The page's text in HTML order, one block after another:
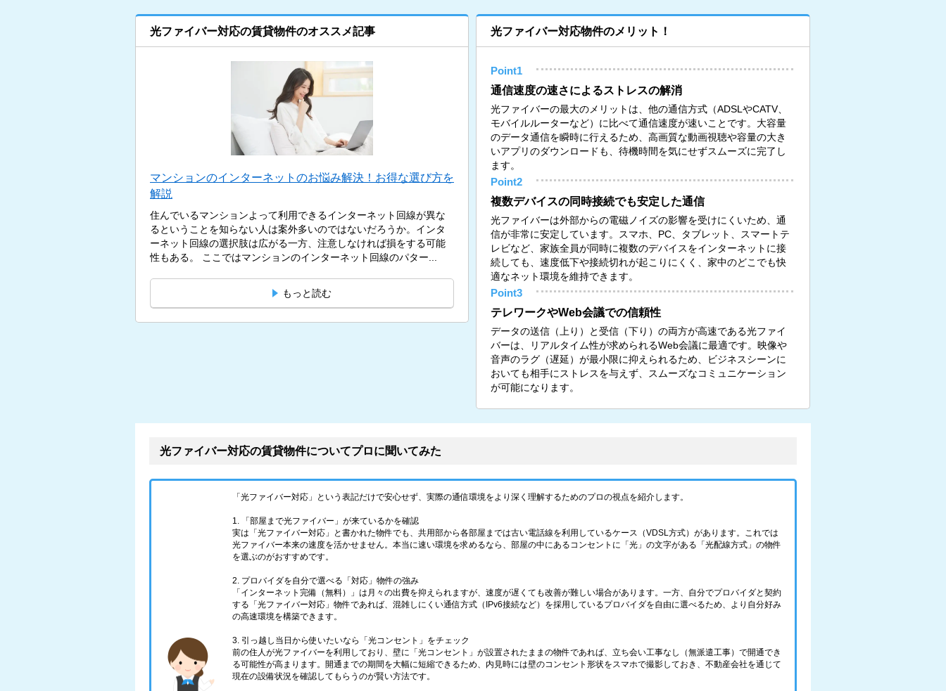
光ファイバー対応の賃貸物件のオススメ記事
マンションのインターネットのお悩み解決！お得な選び方を
解説
住んでいるマンションよって利用できるインターネット回線が異な
るということを知らない人は案外多いのではないだろうか。インタ
ーネット回線の選択肢は広がる一方、注意しなければ損をする可能
性もある。 ここではマンションのインターネット回線のパター...
もっと読む
光ファイバー対応物件のメリット！
Point1
通信速度の速さによるストレスの解消
光ファイバーの最大のメリットは、他の通信方式（ADSLやCATV、
モバイルルーターなど）に比べて通信速度が速いことです。大容量
のデータ通信を瞬時に行えるため、高画質な動画視聴や容量の大き
いアプリのダウンロードも、待機時間を気にせずスムーズに完了し
ます。
Point2
複数デバイスの同時接続でも安定した通信
光ファイバーは外部からの電磁ノイズの影響を受けにくいため、通
信が非常に安定しています。スマホ、PC、タブレット、スマートテ
レビなど、家族全員が同時に複数のデバイスをインターネットに接
続しても、速度低下や接続切れが起こりにくく、家中のどこでも快
適なネット環境を維持できます。
Point3
テレワークやWeb会議での信頼性
データの送信（上り）と受信（下り）の両方が高速である光ファイ
バーは、リアルタイム性が求められるWeb会議に最適です。映像や
音声のラグ（遅延）が最小限に抑えられるため、ビジネスシーンに
おいても相手にストレスを与えず、スムーズなコミュニケーション
が可能になります。
光ファイバー対応の賃貸物件についてプロに聞いてみた
「光ファイバー対応」という表記だけで安心せず、実際の通信環境をより深く理解するためのプロの視点を紹介します。
1. 「部屋まで光ファイバー」が来ているかを確認
実は「光ファイバー対応」と書かれた物件でも、共用部から各部屋までは古い電話線を利用しているケース（VDSL方式）があります。これでは
光ファイバー本来の速度を活かせません。本当に速い環境を求めるなら、部屋の中にあるコンセントに「光」の文字がある「光配線方式」の物件
を選ぶのがおすすめです。
2. プロバイダを自分で選べる「対応」物件の強み
「インターネット完備（無料）」は月々の出費を抑えられますが、速度が遅くても改善が難しい場合があります。一方、自分でプロバイダと契約
する「光ファイバー対応」物件であれば、混雑しにくい通信方式（IPv6接続など）を採用しているプロバイダを自由に選べるため、より自分好み
の高速環境を構築できます。
3. 引っ越し当日から使いたいなら「光コンセント」をチェック
前の住人が光ファイバーを利用しており、壁に「光コンセント」が設置されたままの物件であれば、立ち会い工事なし（無派遣工事）で開通でき
る可能性が高まります。開通までの期間を大幅に短縮できるため、内見時には壁のコンセント形状をスマホで撮影しておき、不動産会社を通じて
現在の設備状況を確認してもらうのが賢い方法です。